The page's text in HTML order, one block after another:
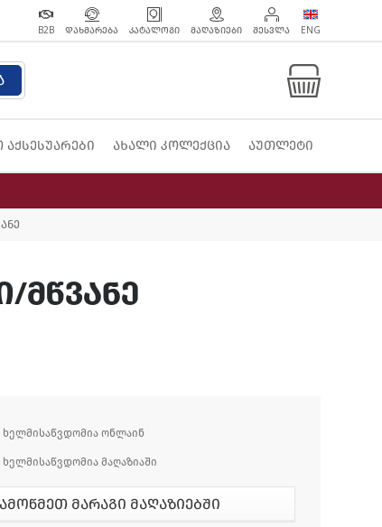
B2B ᲓᲐᲮᲛᲐᲠᲔᲑᲐ ᲙᲐᲢᲐᲚᲝᲒᲘ ᲛᲐᲦᲐᲖᲘᲔᲑᲘ ᲨᲔᲡᲕᲚᲐ ENG
აქსესუარები ახალი კოლექცია აუთლეტი
მწვანე
ხელმისაწვდომია ონლაინ
ხელმისაწვდომია მაღაზიაში
მარაგი მაღაზიებში